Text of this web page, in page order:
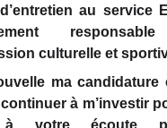
au service
culturelle et
ma candidature
à m’investir
à votre écoute